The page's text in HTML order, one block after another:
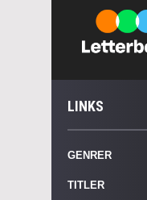
LINKS
GENRER
TITLER